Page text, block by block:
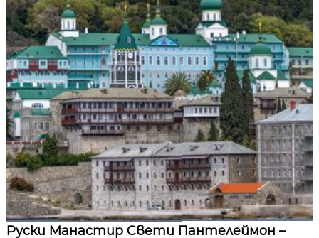
Руски Манастир Свети Пантелеймон –